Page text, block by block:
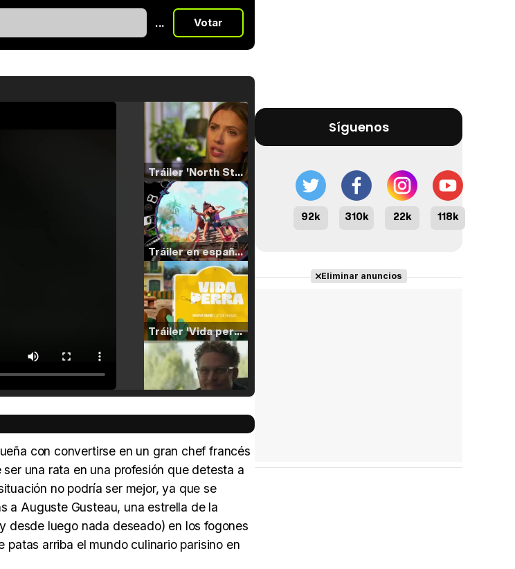
... Votar
Tráiler 'North Star' (2023)
Tráiler en español de 'La isla olvidada'
Tráiler 'Vida perra' (2026)
con convertirse en un gran chef francés
una rata en una profesión que detesta a
no podría ser mejor, ya que se
a Auguste Gusteau, una estrella de la
desde luego nada deseado) en los fogones
arriba el mundo culinario parisino en
Síguenos
92k 310k 22k 118k
Eliminar anuncios